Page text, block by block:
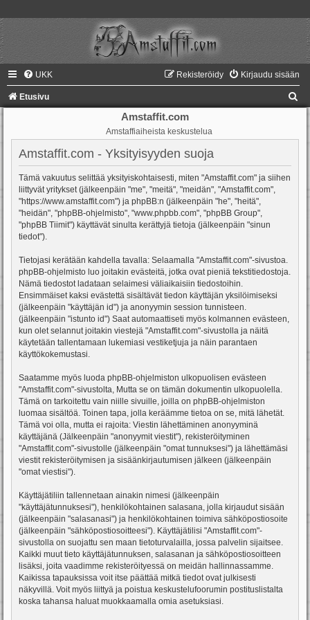
UKK Kirjaudu sisään
Rekisteröidy
Etusivu
Amstaffit.com
Amstaffiaiheista keskustelua
Amstaffit.com - Yksityisyyden suoja
Tämä vakuutus selittää yksityiskohtaisesti, miten "Amstaffit.com" ja siihen
liittyvät yritykset (jälkeenpäin "me", "meitä", "meidän", "Amstaffit.com",
"https://www.amstaffit.com") ja phpBB:n (jälkeenpäin "he", "heitä",
"heidän", "phpBB-ohjelmisto", "www.phpbb.com", "phpBB Group",
"phpBB Tiimit") käyttävät sinulta kerättyjä tietoja (jälkeenpäin "sinun
tiedot").
Tietojasi kerätään kahdella tavalla: Selaamalla "Amstaffit.com"-sivustoa.
phpBB-ohjelmisto luo joitakin evästeitä, jotka ovat pieniä tekstitiedostoja.
Nämä tiedostot ladataan selaimesi väliaikaisiin tiedostoihin.
Ensimmäiset kaksi evästettä sisältävät tiedon käyttäjän yksilöimiseksi
(jälkeenpäin "käyttäjän id") ja anonyymin session tunnisteen.
(jälkeenpäin "istunto id") Saat automaattiseti myös kolmannen evästeen,
kun olet selannut joitakin viestejä "Amstaffit.com"-sivustolla ja näitä
käytetään tallentamaan lukemiasi vestiketjuja ja näin parantaen
käyttökokemustasi.
Saatamme myös luoda phpBB-ohjelmiston ulkopuolisen evästeen
"Amstaffit.com"-sivustolta, Mutta se on tämän dokumentin ulkopuolella.
Tämä on tarkoitettu vain niille sivuille, joilla on phpBB-ohjelmiston
luomaa sisältöä. Toinen tapa, jolla keräämme tietoa on se, mitä lähetät.
Tämä voi olla, mutta ei rajoita: Viestin lähettäminen anonyyminä
käyttäjänä (Jälkeenpäin "anonyymit viestit"), rekisteröityminen
"Amstaffit.com"-sivustolle (jälkeenpäin "omat tunnuksesi") ja lähettämäsi
viestit rekisteröitymisen ja sisäänkirjautumisen jälkeen (jälkeenpäin
"omat viestisi").
Käyttäjätiliin tallennetaan ainakin nimesi (jälkeenpäin
"käyttäjätunnuksesi"), henkilökohtainen salasana, jolla kirjaudut sisään
(jälkeenpäin "salasanasi") ja henkilökohtainen toimiva sähköpostiosoite
(jälkeenpäin "sähköpostiosoitteesi"). Käyttäjätilisi "Amstaffit.com"-
sivustolla on suojattu sen maan tietoturvalailla, jossa palvelin sijaitsee.
Kaikki muut tieto käyttäjätunnuksen, salasanan ja sähköpostiosoitteen
lisäksi, joita vaadimme rekisteröityessä on meidän hallinnassamme.
Kaikissa tapauksissa voit itse päättää mitkä tiedot ovat julkisesti
näkyvillä. Voit myös liittyä ja poistua keskustelufoorumin postituslistalta
koska tahansa haluat muokkaamalla omia asetuksiasi.